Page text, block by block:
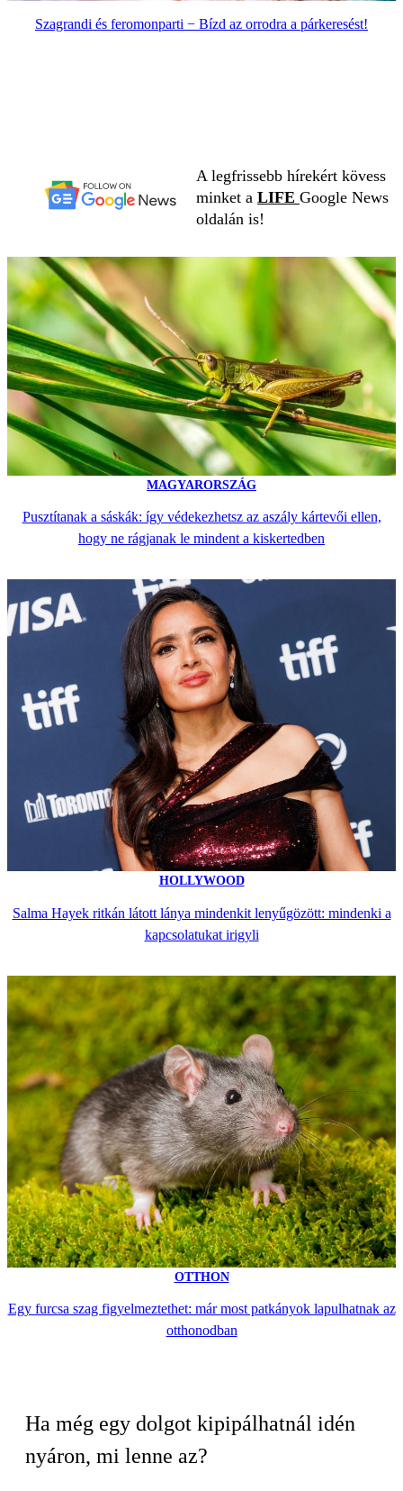
Szagrandi és feromonparti − Bízd az orrodra a párkeresést!
A legfrissebb hírekért kövess
minket a LIFE Google News
oldalán is!
MAGYARORSZÁG
Pusztítanak a sáskák: így védekezhetsz az aszály kártevői ellen,
hogy ne rágjanak le mindent a kiskertedben
HOLLYWOOD
Salma Hayek ritkán látott lánya mindenkit lenyűgözött: mindenki a
kapcsolatukat irigyli
OTTHON
Egy furcsa szag figyelmeztethet: már most patkányok lapulhatnak az
otthonodban
Ha még egy dolgot kipipálhatnál idén
nyáron, mi lenne az?